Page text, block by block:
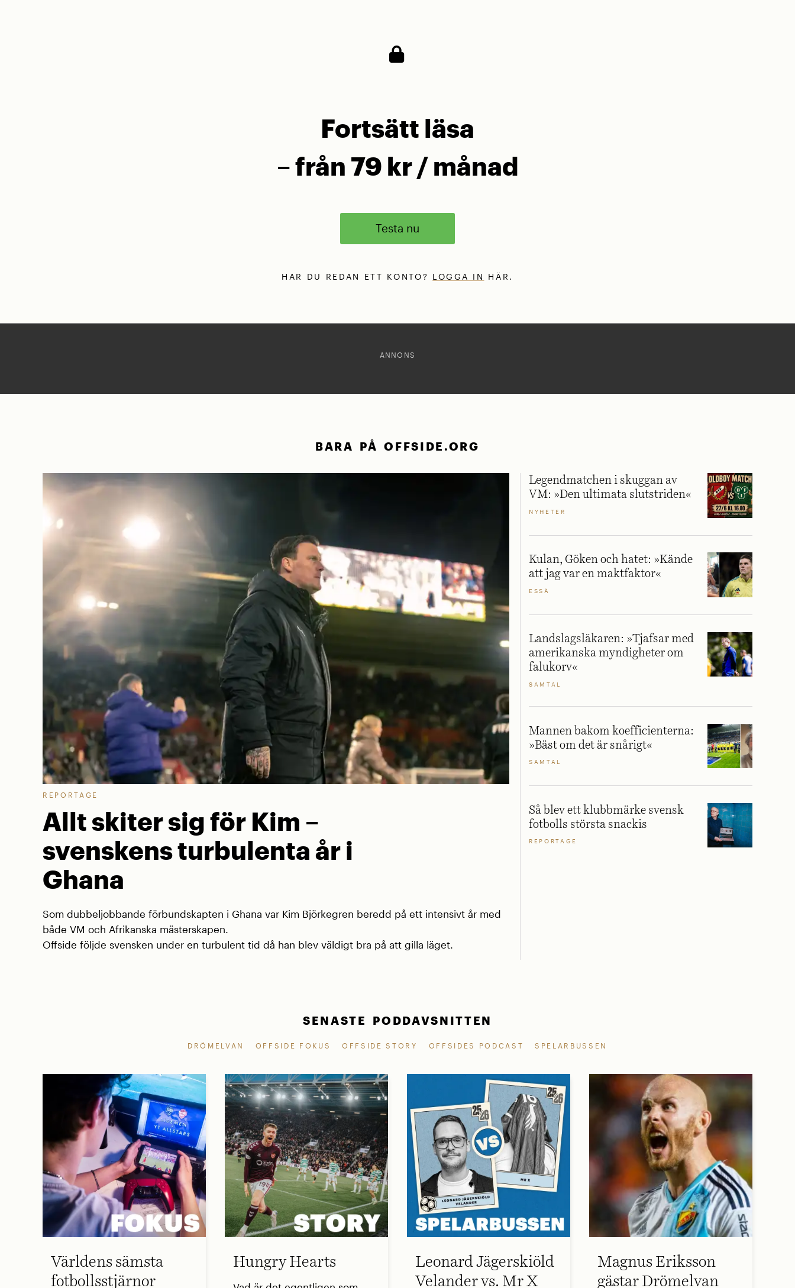
Fortsätt läsa
– från 79 kr / månad
Testa nu
HAR DU REDAN ETT KONTO? LOGGA IN HÄR.
ANNONS
BARA PÅ OFFSIDE.ORG
REPORTAGE
Allt skiter sig för Kim –
svenskens turbulenta år i
Ghana
Som dubbeljobbande förbundskapten i Ghana var Kim Björkegren beredd på ett intensivt år med
både VM och Afrikanska mästerskapen.
Offside följde svensken under en turbulent tid då han blev väldigt bra på att gilla läget.
Legendmatchen i skuggan av
VM: »Den ultimata slutstriden«
NYHETER
Kulan, Göken och hatet: »Kände
att jag var en maktfaktor«
ESSÄ
Landslagsläkaren: »Tjafsar med
amerikanska myndigheter om
falukorv«
SAMTAL
Mannen bakom koefficienterna:
»Bäst om det är snårigt«
SAMTAL
Så blev ett klubbmärke svensk
fotbolls största snackis
REPORTAGE
SENASTE PODDAVSNITTEN
DRÖMELVAN OFFSIDE FOKUS OFFSIDE STORY OFFSIDES PODCAST SPELARBUSSEN
Världens sämsta
fotbollsstjärnor
Hungry Hearts
Leonard Jägerskiöld
Velander vs. Mr X
Magnus Eriksson
gästar Drömelvan